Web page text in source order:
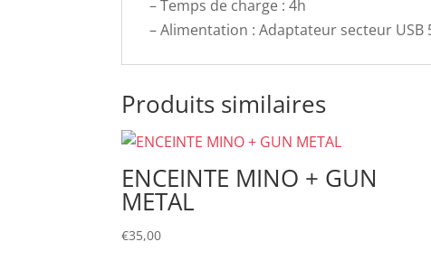
– Temps de charge : 4h
– Alimentation : Adaptateur secteur USB
Produits similaires
ENCEINTE MINO + GUN
METAL
€35,00